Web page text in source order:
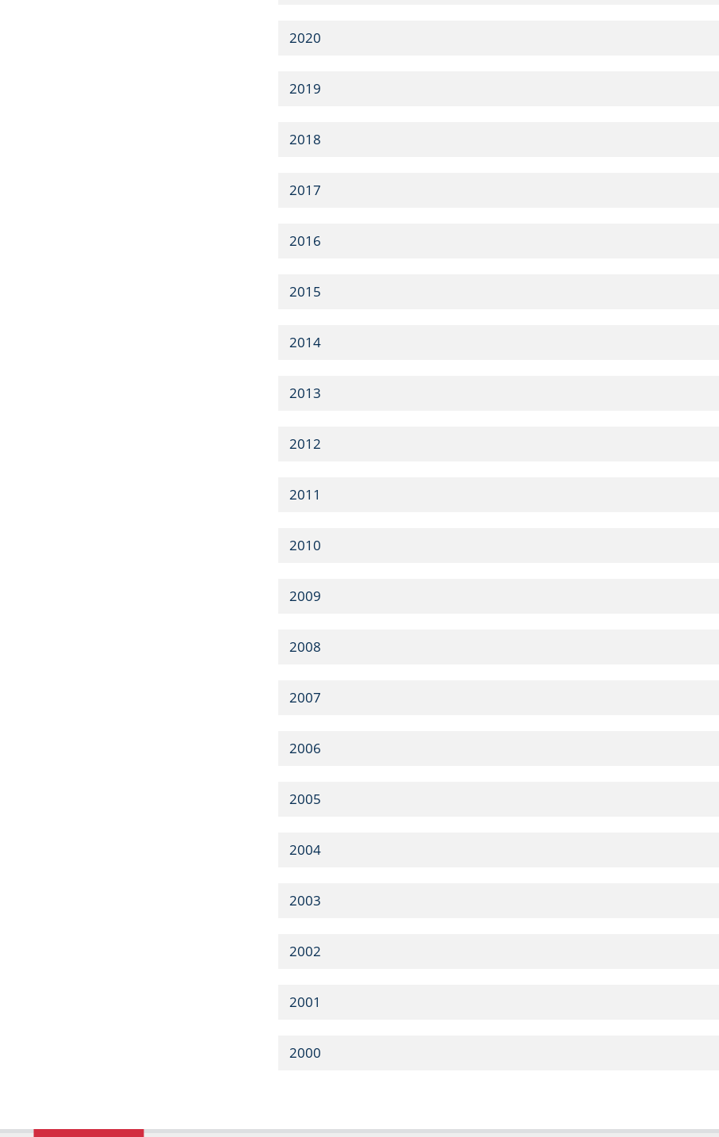
2020
2019
2018
2017
2016
2015
2014
2013
2012
2011
2010
2009
2008
2007
2006
2005
2004
2003
2002
2001
2000